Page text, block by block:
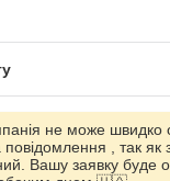
Prom.ua
не може швидко
, так як
Вашу заявку буде